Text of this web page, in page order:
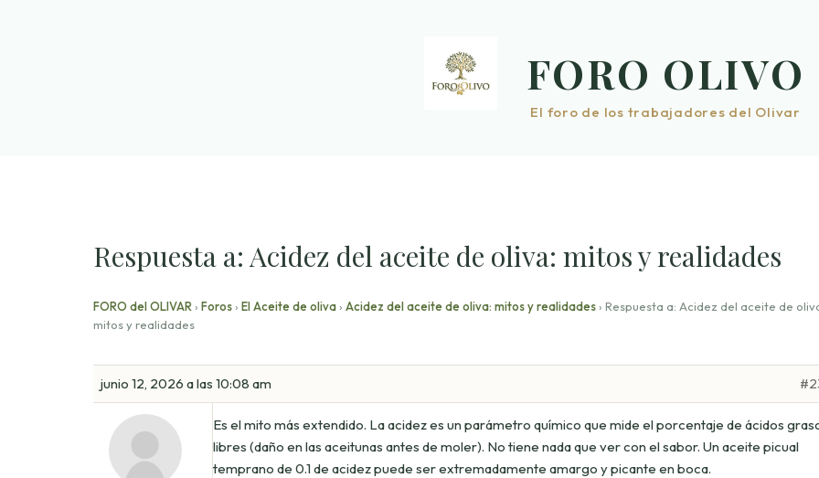
FORO OLIVO
El foro de los trabajadores del Olivar
Respuesta a: Acidez del aceite de oliva: mitos y realidades
FORO del OLIVAR › Foros › El Aceite de oliva › Acidez del aceite de oliva: mitos y realidades › Respuesta a: Acidez del aceite de
mitos y realidades
junio 12, 2026 a las 10:08 am
Es el mito más extendido. La acidez es un parámetro químico que mide el porcentaje de ácidos
libres (daño en las aceitunas antes de moler). No tiene nada que ver con el sabor. Un aceite picual
temprano de 0.1 de acidez puede ser extremadamente amargo y picante en boca.